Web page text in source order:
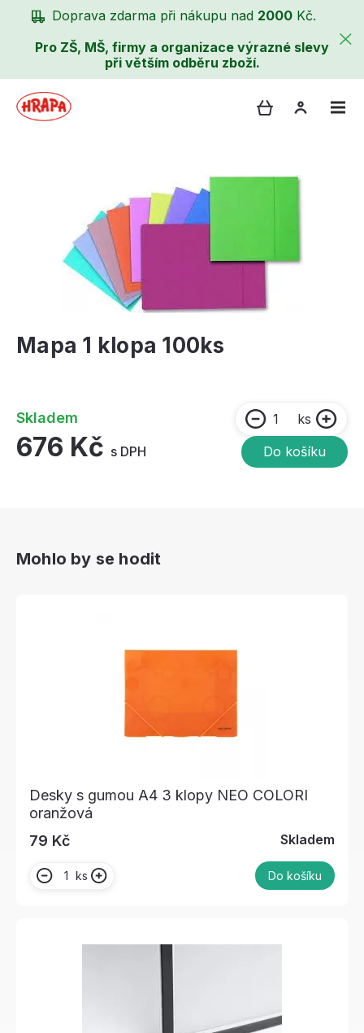
Doprava zdarma při nákupu nad 2000 Kč.
Pro ZŠ, MŠ, firmy a organizace výrazné slevy
při větším odběru zboží.
Mapa 1 klopa 100ks
Skladem
676 Kč s DPH
ks
Do košíku
Mohlo by se hodit
Desky s gumou A4 3 klopy NEO COLORI
oranžová
79 Kč
Skladem
ks Do košíku